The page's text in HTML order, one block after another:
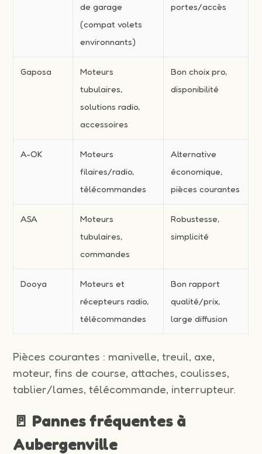
de garage
(compat volets
environnants)
portes/accès
Gaposa
Moteurs
tubulaires,
solutions radio,
accessoires
Bon choix pro,
disponibilité
A-OK
Moteurs
filaires/radio,
télécommandes
Alternative
économique,
pièces courantes
ASA
Moteurs
tubulaires,
commandes
Robustesse,
simplicité
Dooya
Moteurs et
récepteurs radio,
télécommandes
Bon rapport
qualité/prix,
large diffusion
Pièces courantes : manivelle, treuil, axe,
moteur, fins de course, attaches, coulisses,
tablier/lames, télécommande, interrupteur.
🚪 Pannes fréquentes à
Aubergenville